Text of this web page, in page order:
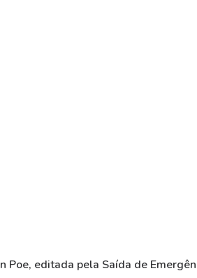
editada pela Saída de